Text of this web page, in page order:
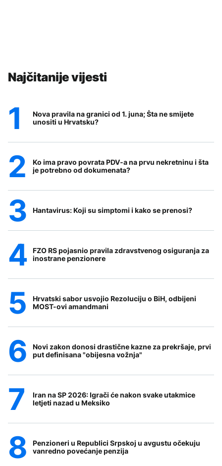
Najčitanije vijesti
Nova pravila na granici od 1. juna; Šta ne smijete
unositi u Hrvatsku?
Ko ima pravo povrata PDV-a na prvu nekretninu i šta
je potrebno od dokumenata?
Hantavirus: Koji su simptomi i kako se prenosi?
FZO RS pojasnio pravila zdravstvenog osiguranja za
inostrane penzionere
Hrvatski sabor usvojio Rezoluciju o BiH, odbijeni
MOST-ovi amandmani
Novi zakon donosi drastične kazne za prekršaje, prvi
put definisana "obijesna vožnja"
Iran na SP 2026: Igrači će nakon svake utakmice
letjeti nazad u Meksiko
Penzioneri u Republici Srpskoj u avgustu očekuju
vanredno povećanje penzija